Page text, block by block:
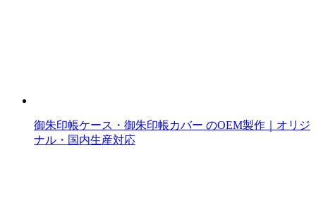
御朱印帳ケース・御朱印帳カバー のOEM製作｜オリジ
ナル・国内生産対応